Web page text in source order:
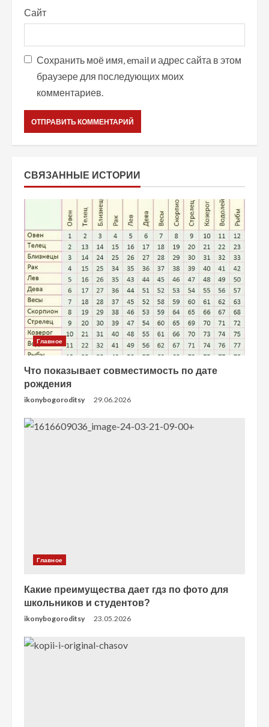
Сайт
Сохранить моё имя, email и адрес сайта в этом
браузере для последующих моих
комментариев.
СВЯЗАННЫЕ ИСТОРИИ
Главное
Что показывает совместимость по дате
рождения
ikonybogoroditsy 29.06.2026
Главное
Какие преимущества дает гдз по фото для
школьников и студентов?
ikonybogoroditsy 23.05.2026